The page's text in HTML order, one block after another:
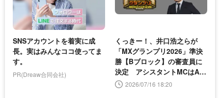
SNSアカウントを着実に成
長。実はみんなココ使ってま
す。
PR(Dreaw合同会社)
くっきー！、井口浩之らが
「MXグランプリ2026」準決
勝【Bブロック】の審査員に
決定 アシスタントMCはAK
B48・小栗有以
2026/07/16 18:20